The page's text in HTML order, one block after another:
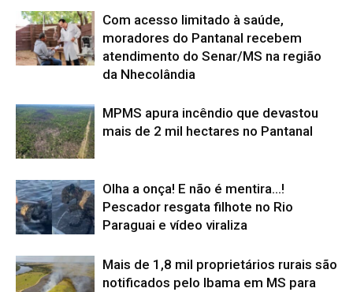
Com acesso limitado à saúde,
moradores do Pantanal recebem
atendimento do Senar/MS na região
da Nhecolândia
MPMS apura incêndio que devastou
mais de 2 mil hectares no Pantanal
Olha a onça! E não é mentira…!
Pescador resgata filhote no Rio
Paraguai e vídeo viraliza
Mais de 1,8 mil proprietários rurais são
notificados pelo Ibama em MS para